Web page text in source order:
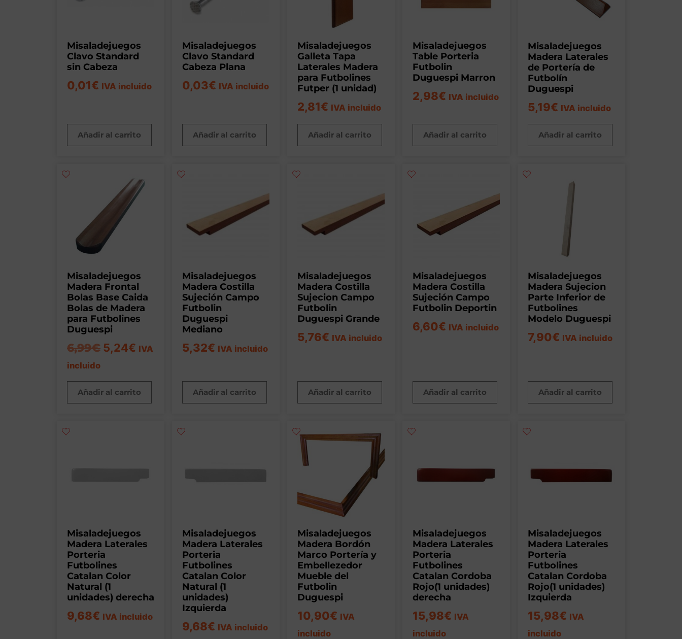
Misaladejuegos
Clavo Standard
sin Cabeza
0,01€ IVA incluido
Añadir al carrito
Misaladejuegos
Clavo Standard
Cabeza Plana
0,03€ IVA incluido
Añadir al carrito
Misaladejuegos
Galleta Tapa
Laterales Madera
para Futbolines
Futper (1 unidad)
2,81€ IVA incluido
Añadir al carrito
Misaladejuegos
Table Porteria
Futbolin
Duguespi Marron
2,98€ IVA incluido
Añadir al carrito
Misaladejuegos
Madera Laterales
de Portería de
Futbolín
Duguespi
5,19€ IVA incluido
Añadir al carrito
Misaladejuegos
Madera Frontal
Bolas Base Caida
Bolas de Madera
para Futbolines
Duguespi
6,99€ 5,24€ IVA
incluido
Añadir al carrito
Misaladejuegos
Madera Costilla
Sujeción Campo
Futbolin
Duguespi
Mediano
5,32€ IVA incluido
Añadir al carrito
Misaladejuegos
Madera Costilla
Sujecion Campo
Futbolin
Duguespi Grande
5,76€ IVA incluido
Añadir al carrito
Misaladejuegos
Madera Costilla
Sujeción Campo
Futbolin Deportin
6,60€ IVA incluido
Añadir al carrito
Misaladejuegos
Madera Sujecion
Parte Inferior de
Futbolines
Modelo Duguespi
7,90€ IVA incluido
Añadir al carrito
Misaladejuegos
Madera Laterales
Porteria
Futbolines
Catalan Color
Natural (1
unidades) derecha
9,68€ IVA incluido
Misaladejuegos
Madera Laterales
Porteria
Futbolines
Catalan Color
Natural (1
unidades)
Izquierda
9,68€ IVA incluido
Misaladejuegos
Madera Bordón
Marco Portería y
Embellezedor
Mueble del
Futbolin
Duguespi
10,90€ IVA
incluido
Misaladejuegos
Madera Laterales
Porteria
Futbolines
Catalan Cordoba
Rojo(1 unidades)
derecha
15,98€ IVA
incluido
Misaladejuegos
Madera Laterales
Porteria
Futbolines
Catalan Cordoba
Rojo(1 unidades)
Izquierda
15,98€ IVA
incluido